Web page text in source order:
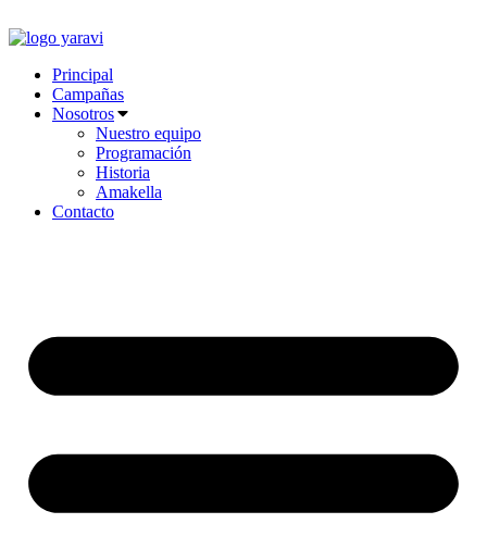
al
Principal
Campañas
Nosotros
Nuestro equipo
Programación
Historia
Amakella
Contacto